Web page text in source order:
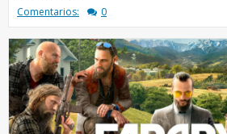
Comentarios:
0